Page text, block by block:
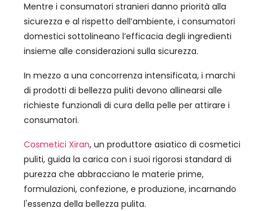
Mentre i consumatori stranieri danno priorità alla
sicurezza e al rispetto dell’ambiente, i consumatori
domestici sottolineano l’efficacia degli ingredienti
insieme alle considerazioni sulla sicurezza.
In mezzo a una concorrenza intensificata, i marchi
di prodotti di bellezza puliti devono allinearsi alle
richieste funzionali di cura della pelle per attirare i
consumatori.
Cosmetici Xiran, un produttore asiatico di cosmetici
puliti, guida la carica con i suoi rigorosi standard di
purezza che abbracciano le materie prime,
formulazioni, confezione, e produzione, incarnando
l'essenza della bellezza pulita.